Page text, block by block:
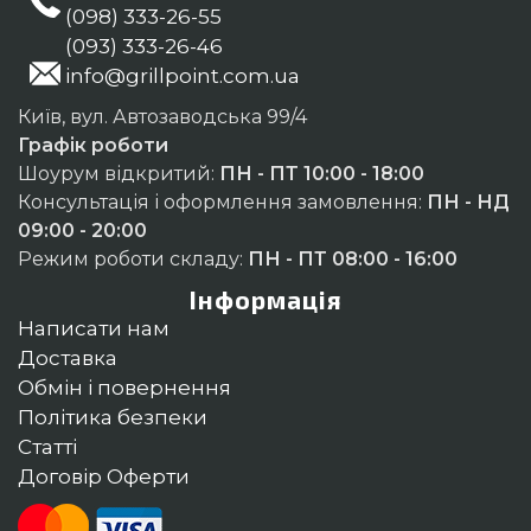
(098) 333-26-55
(093) 333-26-46
info@grillpoint.com.ua
Київ, вул. Автозаводська 99/4
Графік роботи
Шоурум відкритий: ПН - ПТ 10:00 - 18:00
Консультація і оформлення замовлення: ПН - НД
09:00 - 20:00
Режим роботи складу: ПН - ПТ 08:00 - 16:00
Інформація
Написати нам
Доставка
Обмін і повернення
Політика безпеки
Статті
Договір Оферти